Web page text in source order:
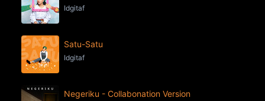
Idgitaf
Satu-Satu
Idgitaf
Negeriku - Collabonation Version